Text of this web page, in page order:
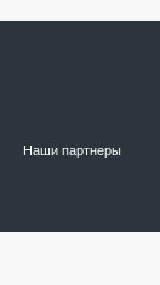
Наши партнеры